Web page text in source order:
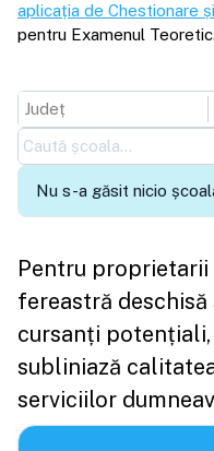
aplicația de Chestionare
pentru Examenul Teoretic.
Județ
Nu s-a găsit nicio
Pentru
fereastră
cursanți
subliniază
serviciilor